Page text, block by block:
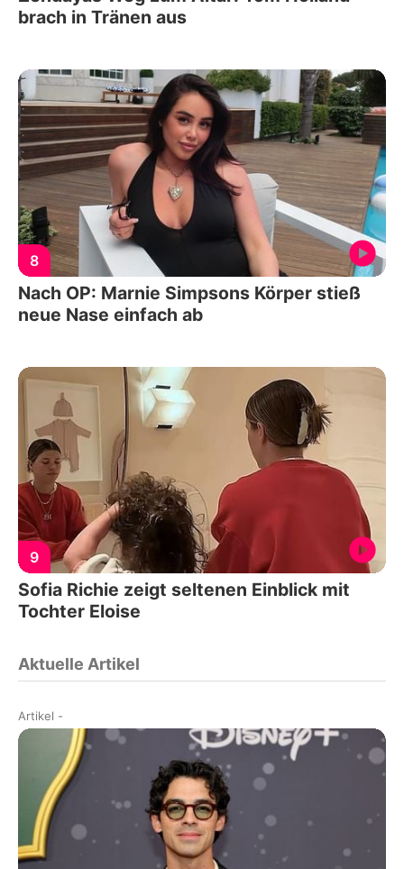
brach in Tränen aus
8
Nach OP: Marnie Simpsons Körper stieß
neue Nase einfach ab
9
Sofia Richie zeigt seltenen Einblick mit
Tochter Eloise
Aktuelle Artikel
Artikel -